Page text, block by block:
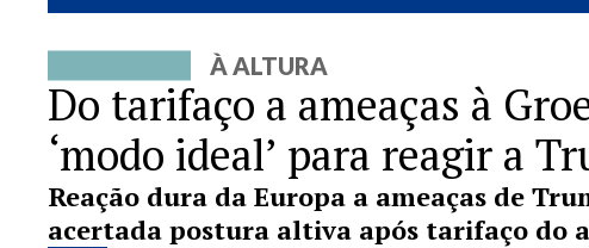
À ALTURA
Do tarifaço a ameaças à
‘modo ideal’ para reagir a
Reação dura da Europa a ameaças de
acertada postura altiva após tarifaço do